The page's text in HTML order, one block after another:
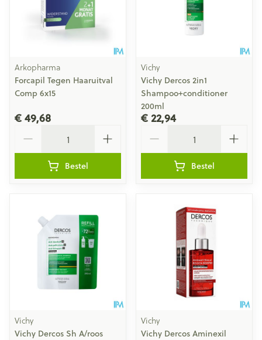
Arkopharma
Forcapil Tegen Haaruitval
Comp 6x15
€ 49,68
Bestel
Vichy
Vichy Dercos 2in1
Shampoo+conditioner
200ml
€ 22,94
Bestel
Vichy
Vichy Dercos Sh A/roos
Vichy
Vichy Dercos Aminexil